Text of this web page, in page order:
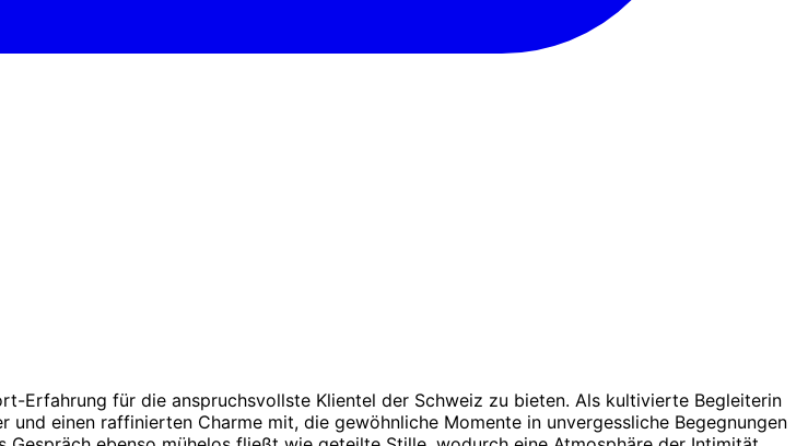
Erfahrung für die anspruchsvollste Klientel der Schweiz zu bieten. Als kultivierte Begleiterin
einen raffinierten Charme mit, die gewöhnliche Momente in unvergessliche Begegnungen